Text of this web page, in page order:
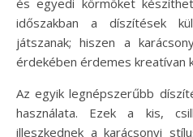
időszakban a díszítések
játszanak; hiszen a
érdekében érdemes kreatívan
Az egyik legnépszerűbb
használata. Ezek a kis,
illeszkednek a karácsonyi